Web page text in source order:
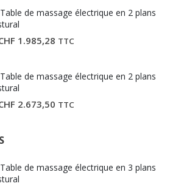
de massage électrique en 2 plans
1.985,28 TTC
de massage électrique en 2 plans
2.673,50 TTC
de massage électrique en 3 plans